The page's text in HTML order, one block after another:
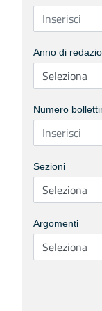
Anno di
Numero
Sezioni
Argomenti